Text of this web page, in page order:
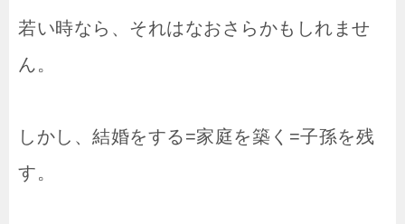
若い時なら、それはなおさらかもしれませ
ん。
しかし、結婚をする=家庭を築く=子孫を残
す。